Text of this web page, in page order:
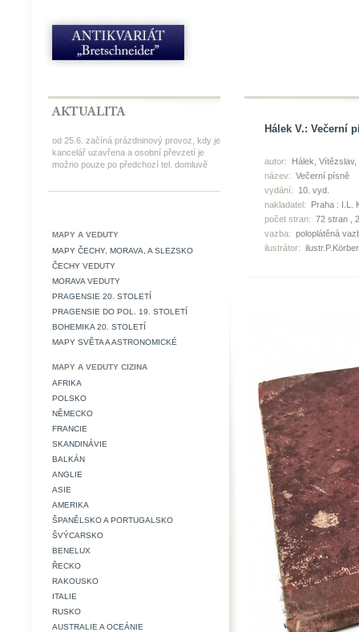
od 25.6. začíná prázdninový provoz, kdy je
kancelář uzavřena a osobní převzetí je
možno pouze po předchozí tel. domluvě
MAPY A VEDUTY
MAPY ČECHY, MORAVA, A SLEZSKO
ČECHY VEDUTY
MORAVA VEDUTY
PRAGENSIE 20. STOLETÍ
PRAGENSIE DO POL. 19. STOLETÍ
BOHEMIKA 20. STOLETÍ
MAPY SVĚTA A ASTRONOMICKÉ
MAPY A VEDUTY CIZINA
AFRIKA
POLSKO
NĚMECKO
FRANCIE
SKANDINÁVIE
BALKÁN
ANGLIE
ASIE
AMERIKA
ŠPANĚLSKO A PORTUGALSKO
ŠVÝCARSKO
BENELUX
ŘECKO
RAKOUSKO
ITALIE
RUSKO
AUSTRALIE A OCEÁNIE
Hálek V.: Večerní
autor:
Hálek, Vítězslav,
název: Večerní písně
vydání:
10. vyd.
nakladatel:
Praha : I.L.
počet stran: 72 stran ,
vazba: poloplátěná
ilustrátor: ilustr.P.Körber